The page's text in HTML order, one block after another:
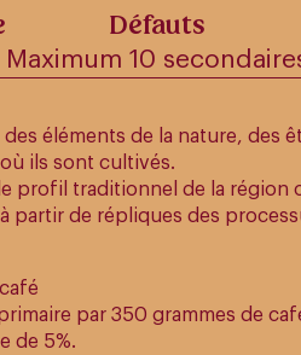
Défauts
Maximum 10
des éléments de la nature, des
ils sont cultivés.
profil traditionnel de la région
partir de répliques des
par 350 grammes de
de 5%.